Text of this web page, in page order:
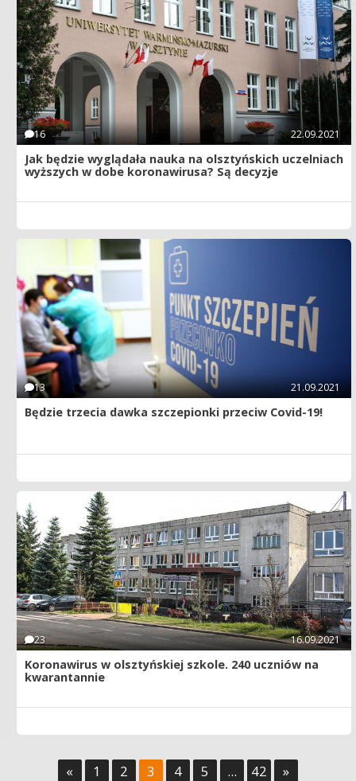
16 22.09.2021
Jak będzie wyglądała nauka na olsztyńskich uczelniach
wyższych w dobe koronawirusa? Są decyzje
13 21.09.2021
Będzie trzecia dawka szczepionki przeciw Covid-19!
23 16.09.2021
Koronawirus w olsztyńskiej szkole. 240 uczniów na
kwarantannie
« 1 2 3 4 5 ... 42 »